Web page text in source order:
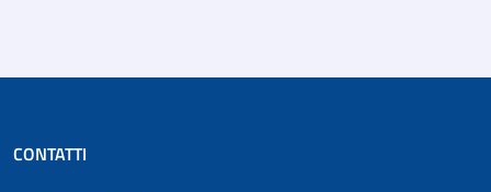
CONTATTI